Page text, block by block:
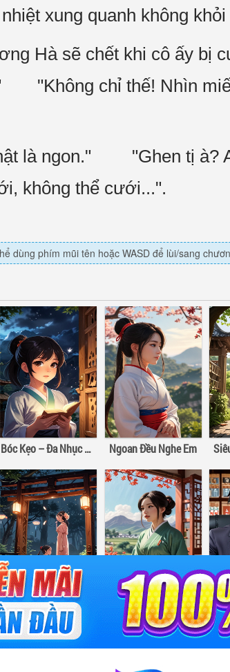
xung quanh không khỏi
Hà sẽ chết khi cô ấy bị
"Không chỉ thế! Nhìn
là ngon." "Ghen tị à?
không thể cưới...".
dùng phím mũi tên hoặc WASD để lùi/sang
Bóc Kẹo – Đa Nhục Bồ Đào Hảo Hảo Hát Ngoan Đều Nghe Em
Mao Sơn Tróc Quỷ Nhân